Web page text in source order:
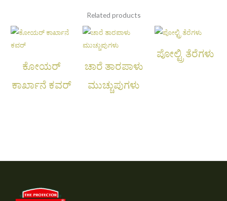
Related products
ಕೋಯರ್
ಕಾರ್ಖಾನೆ ಕವರ್
ಚಾರೆ ತಾರಪಾಳು
ಮುಚ್ಚುಪುಗಳು
ಪೋಲ್ಟ್ರಿ ತೆರೆಗಳು